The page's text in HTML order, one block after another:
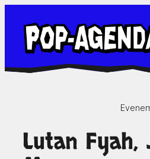
naar
inhoud
Lutan Fyah,